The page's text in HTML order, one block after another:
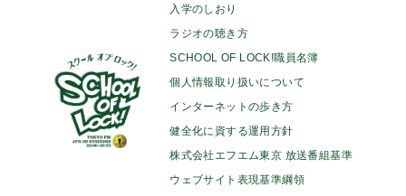
入学のしおり
ラジオの聴き方
SCHOOL OF LOCK!職員名簿
個人情報取り扱いについて
インターネットの歩き方
健全化に資する運用方針
株式会社エフエム東京 放送番組基準
ウェブサイト表現基準綱領